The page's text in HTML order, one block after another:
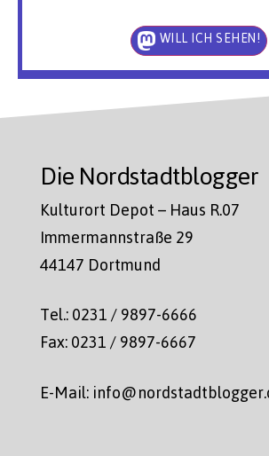
WILL ICH SEHEN!
Die Nordstadtblogger
Kulturort Depot – Haus R.07
Immermannstraße 29
44147 Dortmund
Tel.: 0231 / 9897-6666
Fax: 0231 / 9897-6667
E-Mail: